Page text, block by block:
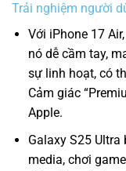
Trải nghiệm người
Với iPhone 17
nó dễ cầm tay,
sự linh hoạt, có
Cảm giác
Apple.
Galaxy S25
media, chơi